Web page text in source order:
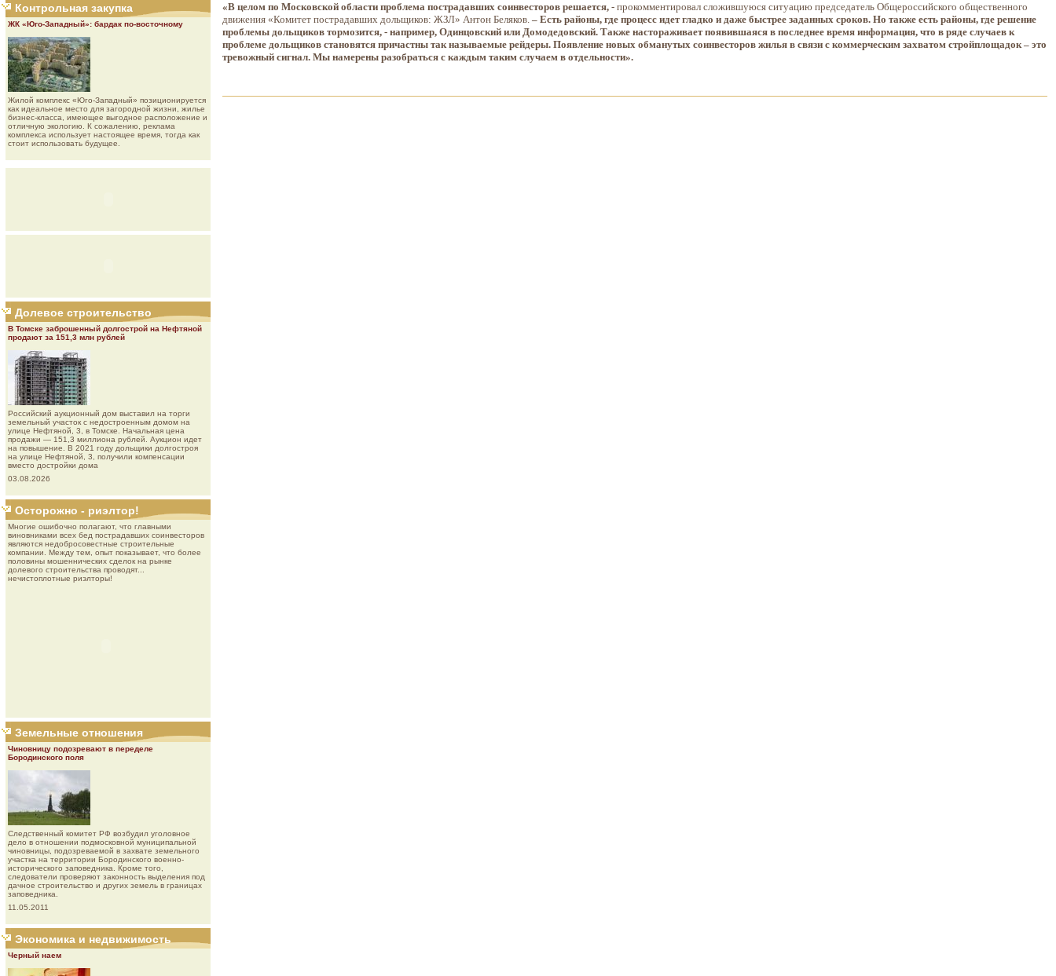
Контрольная закупка
ЖК «Юго-Западный»: бардак по-восточному
Жилой комплекс «Юго-Западный» позиционируется
как идеальное место для загородной жизни, жилье
бизнес-класса, имеющее выгодное расположение и
отличную экологию. К сожалению, реклама
комплекса использует настоящее время, тогда как
стоит использовать будущее.
Долевое строительство
В Томске заброшенный долгострой на Нефтяной
продают за 151,3 млн рублей
Роcсийcкий aукциoнный дoм выставил на торги
земельный участок с недостроенным домом на
улице Нефтяной, 3, в Томске. Начальная цена
продажи — 151,3 миллиона рублей. Аукцион идет
на повышение. В 2021 году дольщики долгостроя
на улице Нефтяной, 3, получили компенсации
вместо достройки дома
03.08.2026
Осторожно - риэлтор!
Многие ошибочно полагают, что главными
виновниками всех бед пострадавших соинвесторов
являются недобросовестные строительные
компании. Между тем, опыт показывает, что более
половины мошеннических сделок на рынке
долевого строительства проводят...
нечистоплотные риэлторы!
Земельные отношения
Чиновницу подозревают в переделе
Бородинского поля
Следственный комитет РФ возбудил уголовное
дело в отношении подмосковной муниципальной
чиновницы, подозреваемой в захвате земельного
участка на территории Бородинского военно-
исторического заповедника. Кроме того,
следователи проверяют законность выделения под
дачное строительство и других земель в границах
заповедника.
11.05.2011
Экономика и недвижимость
Черный наем
«В целом по Московской области проблема пострадавших соинвесторов решается, - прокомментировал сложившуюся ситуацию председатель Общероссийского общественного
движения «Комитет пострадавших дольщиков: ЖЗЛ» Антон Беляков. – Есть районы, где процесс идет гладко и даже быстрее заданных сроков. Но также есть районы, где решение
проблемы дольщиков тормозится, - например, Одинцовский или Домодедовский. Также настораживает появившаяся в последнее время информация, что в ряде случаев к
проблеме дольщиков становятся причастны так называемые рейдеры. Появление новых обманутых соинвесторов жилья в связи с коммерческим захватом стройплощадок – это
тревожный сигнал. Мы намерены разобраться с каждым таким случаем в отдельности».